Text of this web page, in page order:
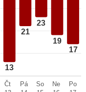
13
21
23
19
17
Čt
Pá
So
Ne
Po